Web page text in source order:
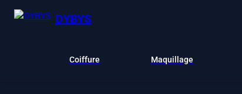
DYBYS
Coiffure Maquillage